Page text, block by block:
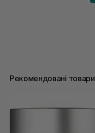
Рекомендовані товари